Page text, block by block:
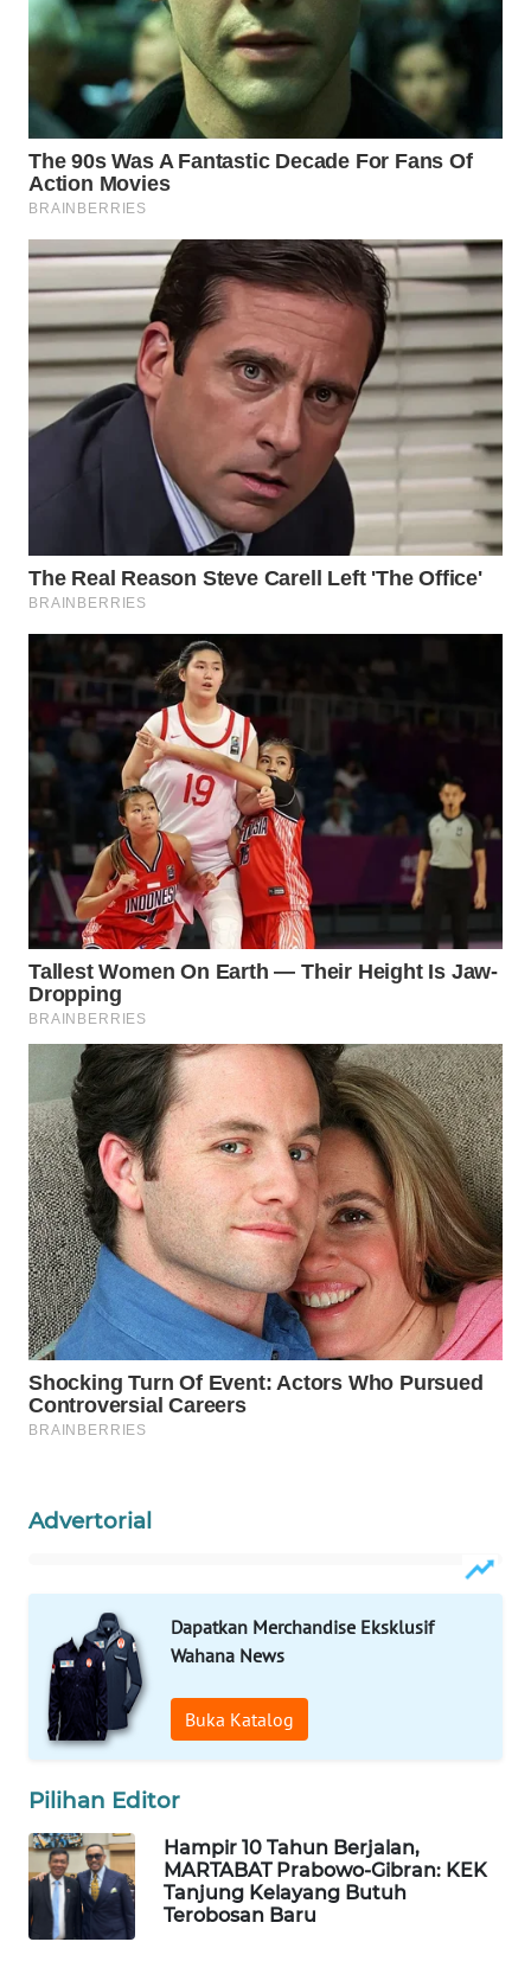
Advertorial
Dapatkan Merchandise Eksklusif
Wahana News
Buka Katalog
Pilihan Editor
Hampir 10 Tahun Berjalan,
MARTABAT Prabowo-Gibran: KEK
Tanjung Kelayang Butuh
Terobosan Baru
BINTAN
MANDALIKA
WN
LIKUPANG
WN
LABUANBAJO
WN
BORNEO
Wahana
WAHANA
TANI
WAHANA
ADVOKAT
WAHANA
INFRASTRUKTUR
WAHANA
KONSUMEN
WAHANA
LISTRIK
WAHANA
TRAVEL
WAHANA
TV
WAHANANEWS
ID
WAHANANEWS
CO ID
WAHANANEWS
NET
SPORT
UMKM
WAHANA
SELEB
WAHANA
WAHANA
OTOMOTIF
WAHANA